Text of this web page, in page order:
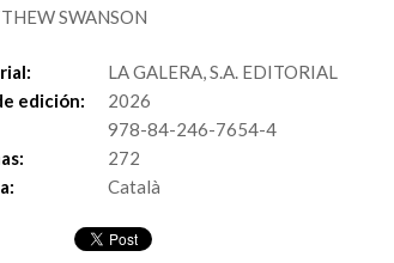
SWANSON
LA GALERA, S.A. EDITORIAL
edición:
2026
978-84-246-7654-4
272
Català